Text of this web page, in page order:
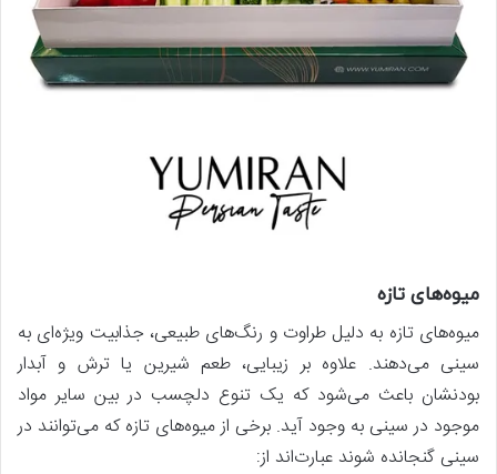
میوه‌های تازه
میوه‌های تازه به دلیل طراوت و رنگ‌های طبیعی، جذابیت ویژه‌ای به
سینی می‌دهند. علاوه بر زیبایی، طعم شیرین یا ترش و آبدار
بودنشان باعث می‌شود که یک تنوع دلچسب در بین سایر مواد
موجود در سینی به وجود آید. برخی از میوه‌های تازه که می‌توانند در
سینی گنجانده شوند عبارت‌اند از: